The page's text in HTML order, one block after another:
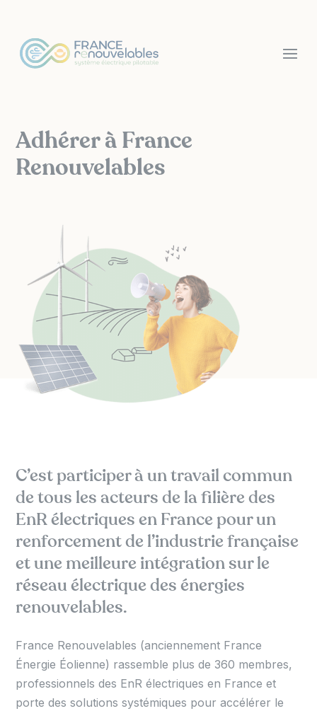
Adhérer à France
Renouvelables
C’est participer à un travail commun
de tous les acteurs de la filière des
EnR électriques en France pour un
renforcement de l’industrie française
et une meilleure intégration sur le
réseau électrique des énergies
renouvelables.
France Renouvelables (anciennement France
Énergie Éolienne) rassemble plus de 360 membres,
professionnels des EnR électriques en France et
porte des solutions systémiques pour accélérer le